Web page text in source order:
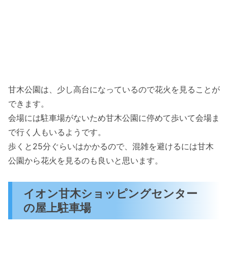
甘木公園は、少し高台になっているので花火を見ることが
できます。
会場には駐車場がないため甘木公園に停めて歩いて会場ま
で行く人もいるようです。
歩くと25分ぐらいはかかるので、混雑を避けるには甘木
公園から花火を見るのも良いと思います。
イオン甘木ショッピングセンター
の屋上駐車場